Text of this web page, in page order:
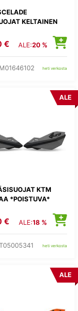
KELTAINEN
€ ALE:20 %
heti verkosta
KTM
*POISTUVA*
ALE
€ ALE:18 %
heti verkosta
ALE